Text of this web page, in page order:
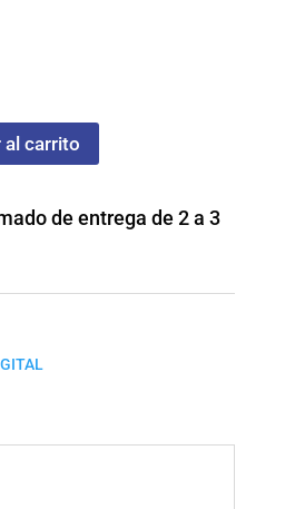
al carrito
de entrega de 2 a 3